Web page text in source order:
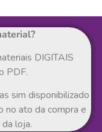
DIGITAIS
PDF.
sim disponibilizado
no ato da compra e
da loja.